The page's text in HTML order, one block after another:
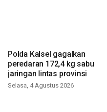
Polda Kalsel gagalkan
peredaran 172,4 kg sabu
jaringan lintas provinsi
Selasa, 4 Agustus 2026